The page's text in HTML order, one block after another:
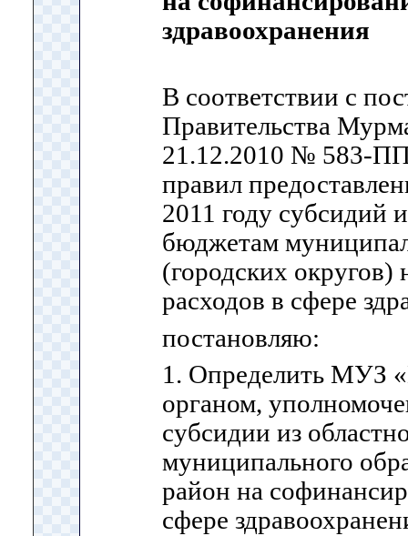
здравоохранения
В соответствии с
Правительства
21.12.2010 № 583-
правил
2011 году субсидий
бюджетам
(городских
расходов в сфере
постановляю:
1. Определить МУЗ
органом,
субсидии из
муниципального
район на
сфере